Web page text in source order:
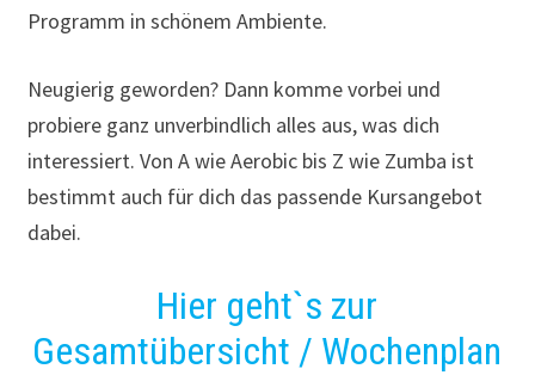
Programm in schönem Ambiente.
Neugierig geworden? Dann komme vorbei und
probiere ganz unverbindlich alles aus, was dich
interessiert. Von A wie Aerobic bis Z wie Zumba ist
bestimmt auch für dich das passende Kursangebot
dabei.
Hier geht`s zur
Gesamtübersicht / Wochenplan